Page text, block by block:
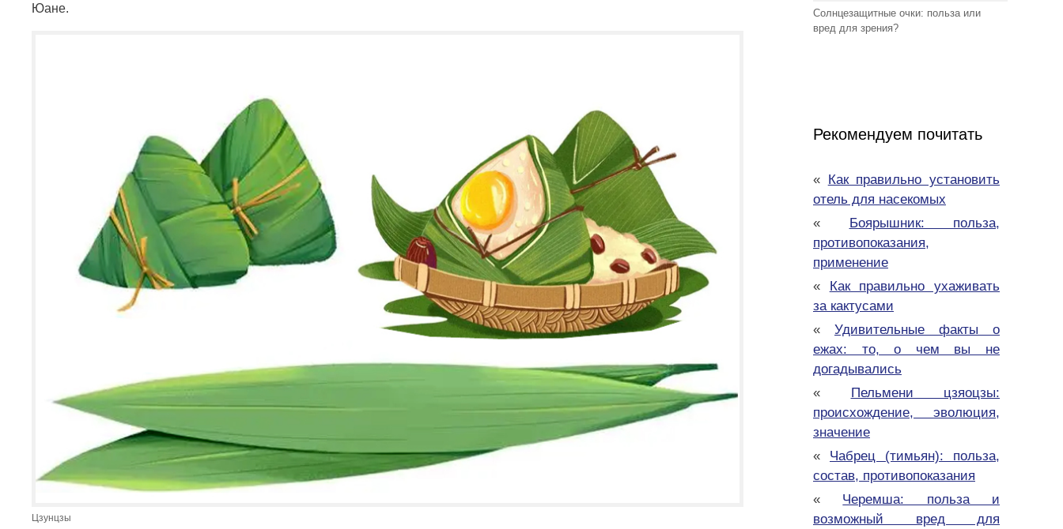
Юане.
Цзунцзы
Солнцезащитные очки: польза или
вред для зрения?
Рекомендуем почитать
«
Как правильно установить
отель для насекомых
«
Боярышник: польза,
противопоказания,
применение
«
Как правильно ухаживать
за кактусами
« Удивительные факты о
ежах: то, о чем вы не
догадывались
«
Пельмени цзяоцзы:
происхождение, эволюция,
значение
« Чабрец (тимьян): польза,
состав, противопоказания
« Черемша: польза и
возможный вред для